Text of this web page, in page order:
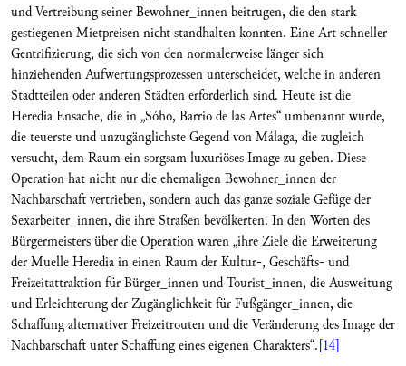
und Vertreibung seiner Bewohner_innen beitrugen, die den stark
gestiegenen Mietpreisen nicht standhalten konnten. Eine Art schneller
Gentrifizierung, die sich von den normalerweise länger sich
hinziehenden Aufwertungsprozessen unterscheidet, welche in anderen
Stadtteilen oder anderen Städten erforderlich sind. Heute ist die
Heredia Ensache, die in „Sóho, Barrio de las Artes“ umbenannt wurde,
die teuerste und unzugänglichste Gegend von Málaga, die zugleich
versucht, dem Raum ein sorgsam luxuriöses Image zu geben. Diese
Operation hat nicht nur die ehemaligen Bewohner_innen der
Nachbarschaft vertrieben, sondern auch das ganze soziale Gefüge der
Sexarbeiter_innen, die ihre Straßen bevölkerten. In den Worten des
Bürgermeisters über die Operation waren „ihre Ziele die Erweiterung
der Muelle Heredia in einen Raum der Kultur-, Geschäfts- und
Freizeitattraktion für Bürger_innen und Tourist_innen, die Ausweitung
und Erleichterung der Zugänglichkeit für Fußgänger_innen, die
Schaffung alternativer Freizeitrouten und die Veränderung des Image der
Nachbarschaft unter Schaffung eines eigenen Charakters“.[14]